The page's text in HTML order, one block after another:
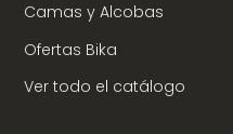
Camas y Alcobas
Ofertas Bika
Ver todo el catálogo